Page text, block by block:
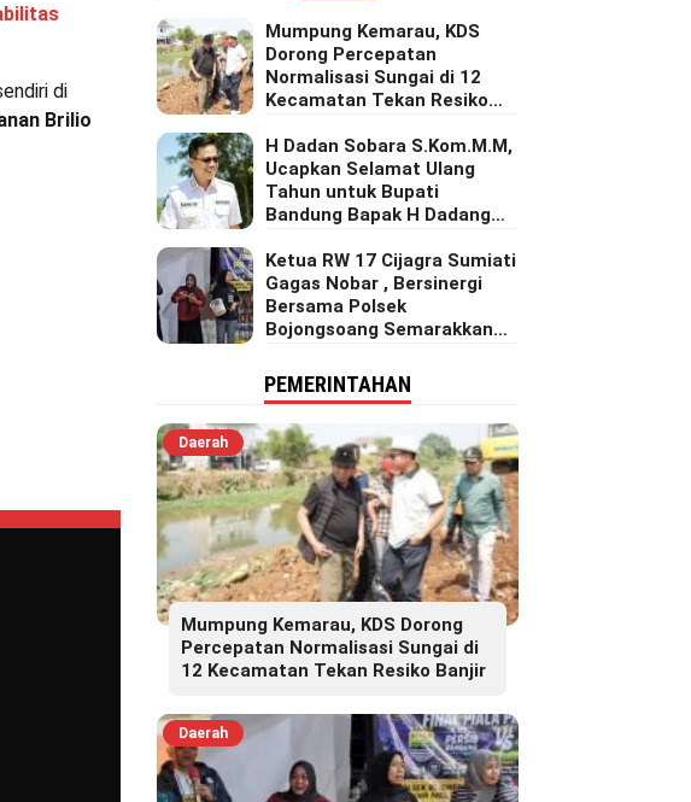
di
Brilio
Mumpung Kemarau, KDS
Dorong Percepatan
Normalisasi Sungai di 12
Kecamatan Tekan Resiko
H Dadan Sobara S.Kom.M.M,
Ucapkan Selamat Ulang
Tahun untuk Bupati
Bandung Bapak H Dadang
Ketua RW 17 Cijagra Sumiati
Gagas Nobar , Bersinergi
Bersama Polsek
Bojongsoang Semarakkan
PEMERINTAHAN
Daerah
Mumpung Kemarau, KDS Dorong
Percepatan Normalisasi Sungai di
12 Kecamatan Tekan Resiko Banjir
Daerah